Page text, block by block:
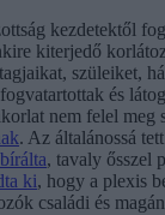
kezdetektől
kiterjedő
szüleiket,
és
nem felel meg
. Az általánossá
, tavaly ősszel
ki, hogy a plexis
családi és